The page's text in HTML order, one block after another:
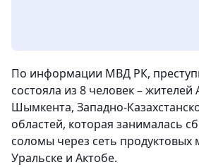
По информации МВД РК,
состояла из 8 человек – жителей
Шымкента, Западно-
областей, которая занималась
соломы через сеть продуктовых
Уральске и Актобе.